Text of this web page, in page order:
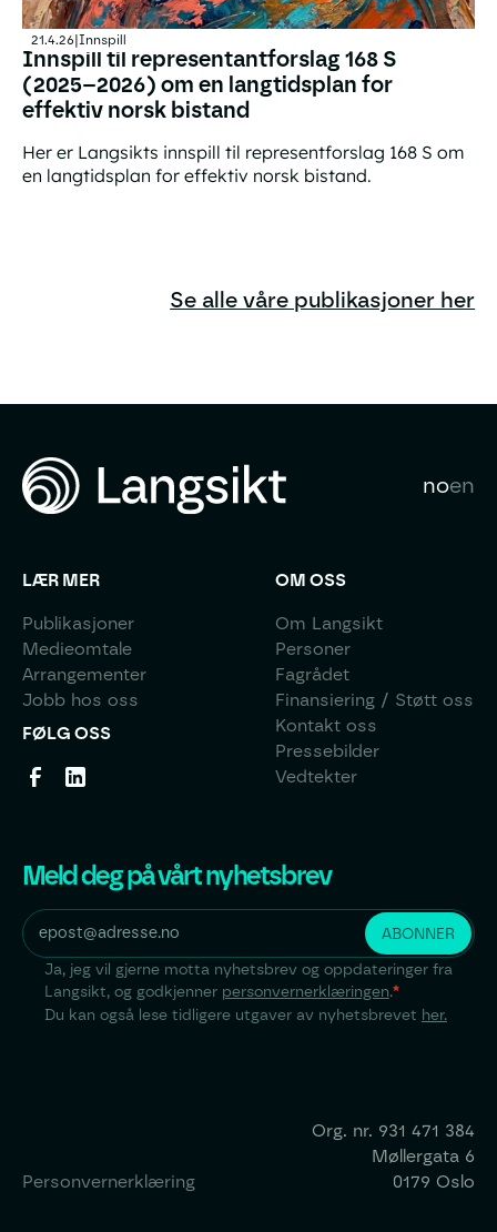
21.4.26 Innspill
Innspill til representantforslag 168 S
(2025–2026) om en langtidsplan for
effektiv norsk bistand
Her er Langsikts innspill til representforslag 168 S om
en langtidsplan for effektiv norsk bistand.
Se alle våre publikasjoner her
noen
LÆR MER
Publikasjoner
Medieomtale
Arrangementer
Jobb hos oss
FØLG OSS
OM OSS
Om Langsikt
Personer
Fagrådet
Finansiering / Støtt oss
Kontakt oss
Pressebilder
Vedtekter
Meld deg på vårt nyhetsbrev
Ja, jeg vil gjerne motta nyhetsbrev og oppdateringer fra
Langsikt, og godkjenner personvernerklæringen.*
Du kan også lese tidligere utgaver av nyhetsbrevet her.
Personvernerklæring
Org. nr. 931 471 384
Møllergata 6
0179 Oslo